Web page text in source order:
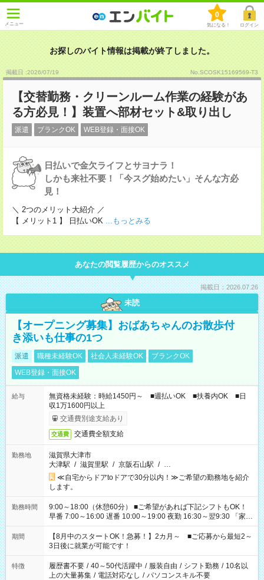
メニュー
0
気になる！ ログイン
お探しのバイト情報は掲載が終了しました。
掲載日 :2026/07/19 No.SCOSK15169569-T3
【交替勤務・クリーンルーム作業の経験があ
る方必見！】装置へ部材セット&取り出し
派遣 ブランクOK WEB登録・面接OK
日払いで金欠ライフとサヨナラ！
しかも来社不要！「今スグ始めたい」そんな方必
見！
＼ 2つのメリット大紹介 ／
【 メリット1 】 日払いOK ...もっとみる
あなたの閲覧履歴からのオススメ
掲載日：2026.07.26
未読
【オープニング募集】おばあちゃんのお散歩付
き添いも仕事の1つ
派遣 職種未経験OK 社会人未経験OK
ブランクOK
WEB登録・面接OK
給与
無資格未経験：時給1450円～ ■週払いOK ■扶養内OK ■日
収1万1600円以上
交通費別途支給あり
交通費 交通費全額支給
勤務地
滋賀県大津市
大津駅 / 滋賀里駅 / 京阪石山駅 / …
≪自宅からドアtoドアで30分以内！≫ご希望の勤務地を紹介
します。
勤務時間
9:00～18:00（休憩60分） ■ご希望があれば下記シフトもOK！
早番 7:00～16:00 遅番 10:00～19:00 夜勤 16:30～翌9:30 「家族
と休みを合わせたい」 「余裕を持って夕飯の準備がしたい」
「できれば残業はしたくない」 など、ご希望を教えてください
ね。 ※Wワーク希望の方へ 今ご覧のお仕事で希望する勤務時間
と、もう1つのお仕事の勤務時間。 合計で週40時間を超える場
合は応募できません。
期間
【8月中のスタートOK！急募！】2カ月～ ■ご応募から最短2～
3日後に就業が可能です！
特徴 履歴書不要 / 40～50代活躍中 / 服装自由 / シフト勤務 / 10名以
上の大量募集 / 電話対応なし / パソコンスキル不要